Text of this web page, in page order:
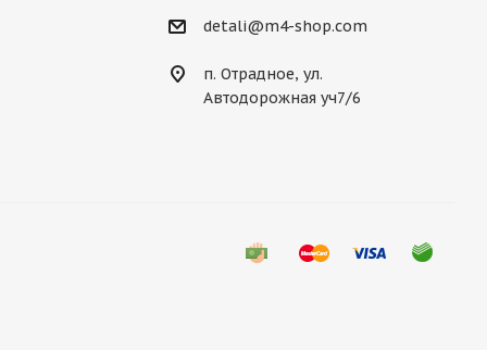
detali@m4-shop.com
п. Отрадное, ул.
Автодорожная уч7/6